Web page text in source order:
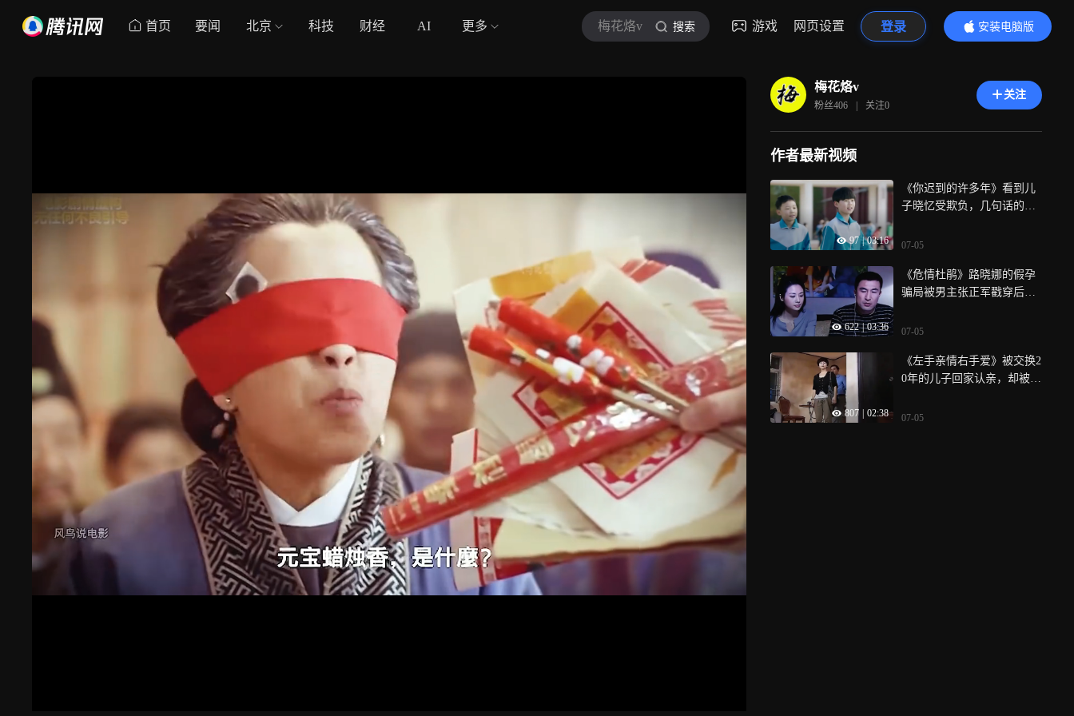
首页 要闻 北京 科技 财经 AI 更多 梅花烙v 搜索 游戏 网页设置 登录
安装电脑版
内容更精彩
梅花烙v
粉丝406 | 关注0
关注
作者最新视频
97 | 03:16
《你迟到的许多年》看到儿
子晓忆受欺负，几句话的教
07-05
622 | 03:36
《危情杜鹃》路晓娜的假孕
骗局被男主张正军戳穿后，
07-05
807 02:38
《左手亲情右手爱》被交换2
0年的儿子回家认亲，却被亲
07-05